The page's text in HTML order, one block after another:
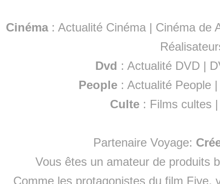
Cinéma: Actualité Cinéma | Cinéma de
Dvd : Actualité DVD |
People :Actualité People
Culte : Films cultes
Partenaire Voyage:
Vous êtes un amateur de produits
Comme les protagonistes du film Five,